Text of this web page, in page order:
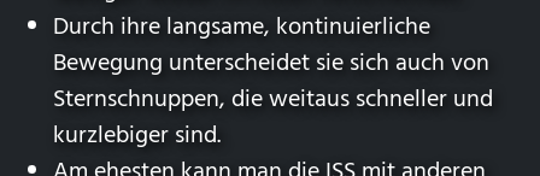
Durch ihre langsame, kontinuierliche
Bewegung unterscheidet sie sich auch von
Sternschnuppen, die weitaus schneller und
kurzlebiger sind.